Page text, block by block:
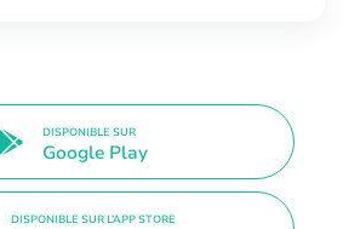
DISPONIBLE SUR
Google Play
DISPONIBLE SUR L’APP STORE